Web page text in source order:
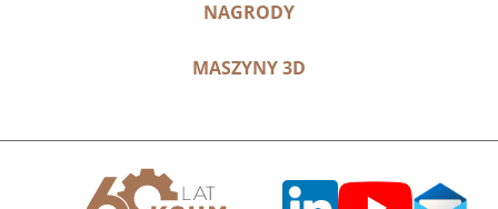
NAGRODY
MASZYNY 3D